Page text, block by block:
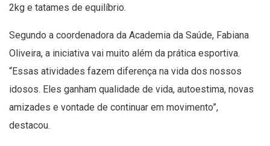
2kg e tatames de equilíbrio.
Segundo a coordenadora da Academia da Saúde, Fabiana
Oliveira, a iniciativa vai muito além da prática esportiva.
“Essas atividades fazem diferença na vida dos nossos
idosos. Eles ganham qualidade de vida, autoestima, novas
amizades e vontade de continuar em movimento”,
destacou.